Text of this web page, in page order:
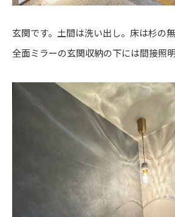
玄関です。土間は洗い出し。床は杉の
全面ミラーの玄関収納の下には間接照